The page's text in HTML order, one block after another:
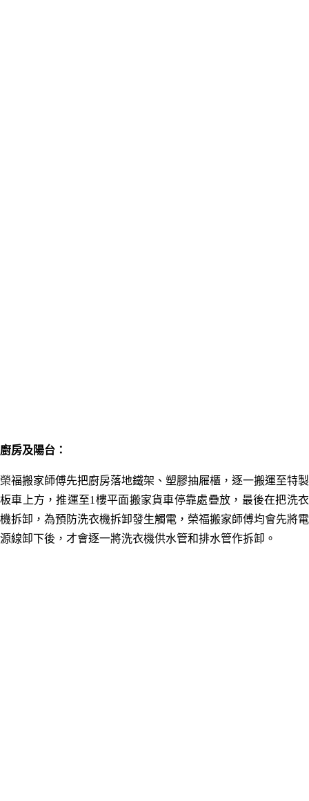
廚房及陽台：
榮福搬家師傅先把廚房落地鐵架、塑膠抽屜櫃，逐一搬運至特製
板車上方，推運至1樓平面搬家貨車停靠處疊放，最後在把洗衣
機拆卸，為預防洗衣機拆卸發生觸電，榮福搬家師傅均會先將電
源線卸下後，才會逐一將洗衣機供水管和排水管作拆卸。